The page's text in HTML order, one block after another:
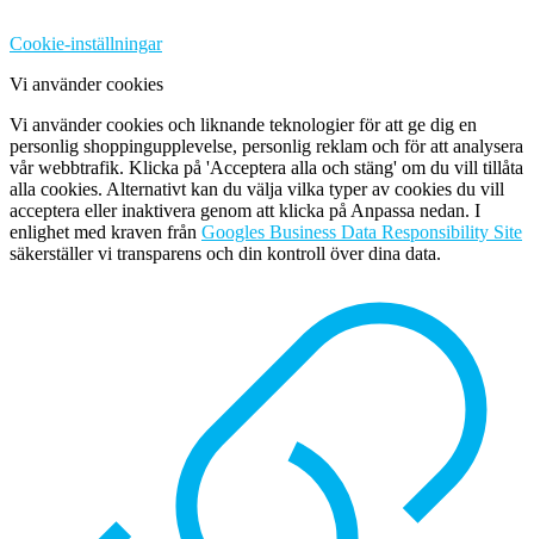
Cookie-inställningar
Vi använder cookies
Vi använder cookies och liknande teknologier för att ge dig en
personlig shoppingupplevelse, personlig reklam och för att analysera
vår webbtrafik. Klicka på 'Acceptera alla och stäng' om du vill tillåta
alla cookies. Alternativt kan du välja vilka typer av cookies du vill
acceptera eller inaktivera genom att klicka på Anpassa nedan. I
enlighet med kraven från Googles Business Data Responsibility Site
säkerställer vi transparens och din kontroll över dina data.